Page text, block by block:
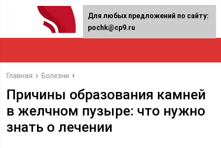
Главная Болезни
Причины образования камней
в желчном пузыре: что нужно
знать о лечении
Для любых предложений по сайту:
pochk@cp9.ru